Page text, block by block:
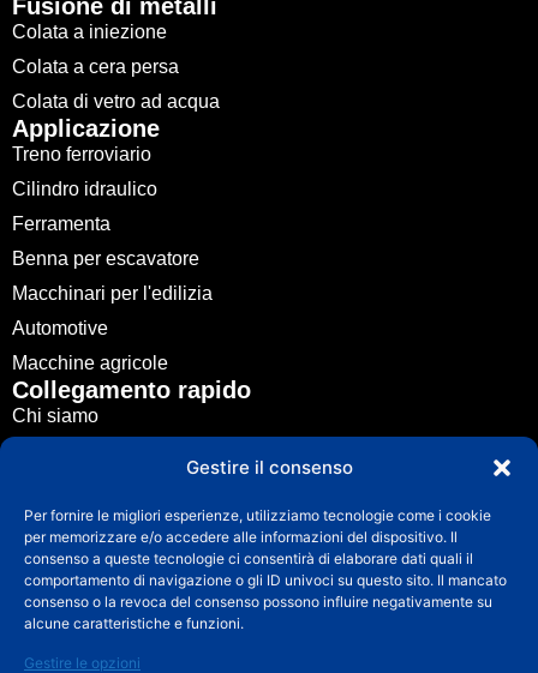
Gestire il consenso
Per fornire le migliori esperienze, utilizziamo tecnologie come i cookie
per memorizzare e/o accedere alle informazioni del dispositivo. Il
consenso a queste tecnologie ci consentirà di elaborare dati quali il
comportamento di navigazione o gli ID univoci su questo sito. Il mancato
consenso o la revoca del consenso possono influire negativamente su
alcune caratteristiche e funzioni.
Gestire le opzioni
Fusione di metalli
Colata a iniezione
Colata a cera persa
Colata di vetro ad acqua
Applicazione
Treno ferroviario
Cilindro idraulico
Ferramenta
Benna per escavatore
Macchinari per l'edilizia
Automotive
Macchine agricole
Collegamento rapido
Chi siamo
Notizie
Guida
Contatto
Contatto